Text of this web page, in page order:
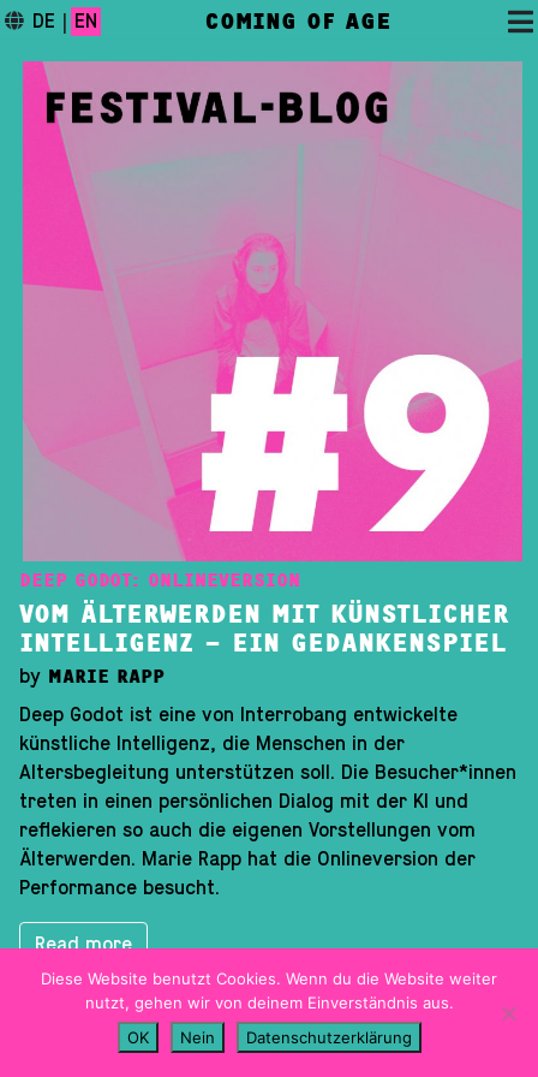
DE EN COMING OF AGE
DAS FESTIVAL
PROGRAMM
FESTIVALBLOG
TICKETINFO
BARRIEREFREIHEIT
HYGIENEKONZEPT
PROGRAMMHEFT
Imprint
Data Privacy
DEEP GODOT: ONLINEVERSION
VOM ÄLTERWERDEN MIT KÜNSTLICHER
INTELLIGENZ – EIN GEDANKENSPIEL
by MARIE RAPP
Deep Godot ist eine von Interrobang entwickelte
künstliche Intelligenz, die Menschen in der
Altersbegleitung unterstützen soll. Die Besucher*innen
treten in einen persönlichen Dialog mit der KI und
reflekieren so auch die eigenen Vorstellungen vom
Älterwerden. Marie Rapp hat die Onlineversion der
Performance besucht.
Read more
Diese Website benutzt Cookies. Wenn du die Website weiter
nutzt, gehen wir von deinem Einverständnis aus.
OK
Nein Datenschutzerklärung